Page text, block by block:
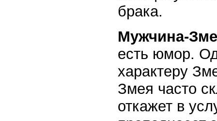
брака.
Мужчина-
есть юмор.
характеру
Змея часто
откажет в